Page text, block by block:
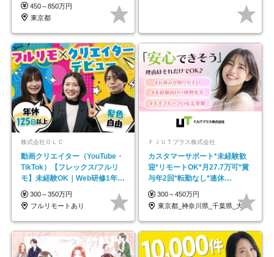
450～850万円
東京都
株式会社ＯＬＣ
動画クリエイター（YouTube・
TikTok）【フレックス/フルリ
モ】未経験OK｜Web研修1年間
｜副業OK
300～350万円
フルリモートあり
ＦＪＵＴプラス株式会社
カスタマーサポート*未経験歓
迎*リモートOK*月27.7万可*賞
与年2回*転勤なし*連休
OK/ZE010232
300～450万円
東京都_神奈川県_千葉県_大阪府_愛知県…